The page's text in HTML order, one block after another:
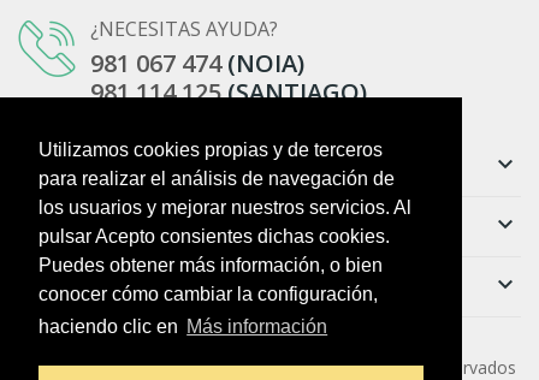
Utilizamos cookies propias y de terceros
para realizar el análisis de navegación de
los usuarios y mejorar nuestros servicios. Al
pulsar Acepto consientes dichas cookies.
Puedes obtener más información, o bien
conocer cómo cambiar la configuración,
haciendo clic en Más información
¿NECESITAS AYUDA?
981 067 474(NOIA)
981 114 125(SANTIAGO)
Información keyboard_arrow_down
Ayuda keyboard_arrow_down
Boletín keyboard_arrow_down
Copyright ©O Colmado da Vila. Todos los derechos reservados